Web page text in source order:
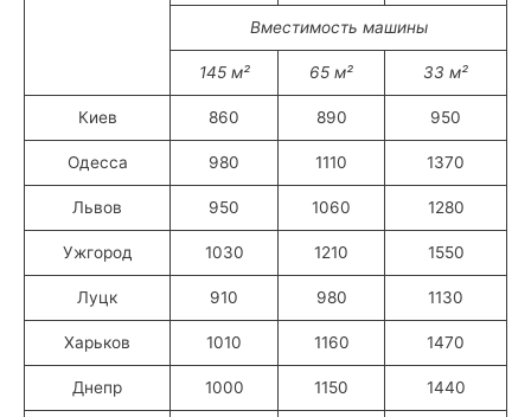
Вместимость машины
145 м² 65 м² 33 м²
Киев 860 890 950
Одесса 980 1110 1370
Львов 950 1060 1280
Ужгород 1030 1210 1550
Луцк 910 980 1130
Харьков 1010 1160 1470
Днепр 1000 1150 1440